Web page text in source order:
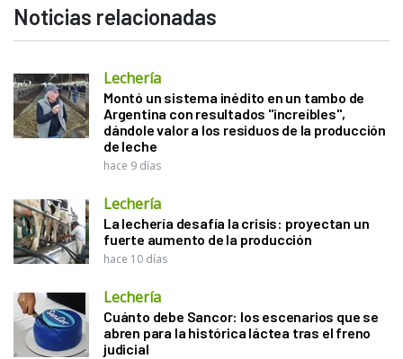
Noticias relacionadas
Lechería
Montó un sistema inédito en un tambo de
Argentina con resultados "increíbles",
dándole valor a los residuos de la producción
de leche
hace 9 días
Lechería
La lechería desafía la crisis: proyectan un
fuerte aumento de la producción
hace 10 días
Lechería
Cuánto debe Sancor: los escenarios que se
abren para la histórica láctea tras el freno
judicial